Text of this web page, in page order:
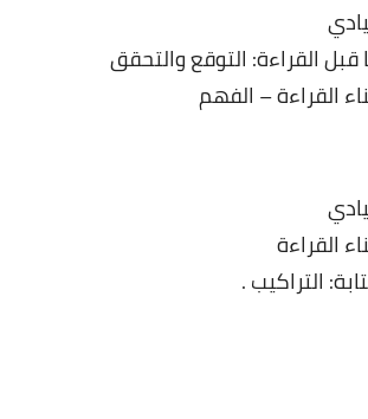
قبل القراءة: التوقع والتحقق
القراءة – الفهم
القراءة
التراكيب .